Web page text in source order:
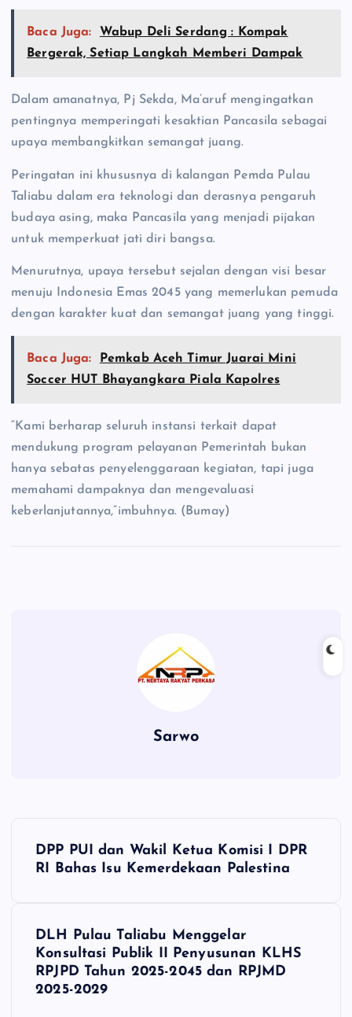
Baca Juga:
Wabup Deli Serdang : Kompak
Bergerak, Setiap Langkah Memberi Dampak
Dalam amanatnya, Pj Sekda, Ma’aruf mengingatkan
pentingnya memperingati kesaktian Pancasila sebagai
upaya membangkitkan semangat juang.
Peringatan ini khususnya di kalangan Pemda Pulau
Taliabu dalam era teknologi dan derasnya pengaruh
budaya asing, maka Pancasila yang menjadi pijakan
untuk memperkuat jati diri bangsa.
Menurutnya, upaya tersebut sejalan dengan visi besar
menuju Indonesia Emas 2045 yang memerlukan pemuda
dengan karakter kuat dan semangat juang yang tinggi.
Baca Juga:
Pemkab Aceh Timur Juarai Mini
Soccer HUT Bhayangkara Piala Kapolres
“Kami berharap seluruh instansi terkait dapat
mendukung program pelayanan Pemerintah bukan
hanya sebatas penyelenggaraan kegiatan, tapi juga
memahami dampaknya dan mengevaluasi
keberlanjutannya,”imbuhnya. (Bumay)
Sarwo
DPP PUI dan Wakil Ketua Komisi I DPR
RI Bahas Isu Kemerdekaan Palestina
DLH Pulau Taliabu Menggelar
Konsultasi Publik II Penyusunan KLHS
RPJPD Tahun 2025-2045 dan RPJMD
2025-2029